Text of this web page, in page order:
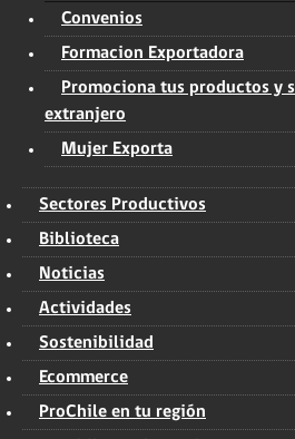
Convenios
Formacion Exportadora
Promociona tus productos y
extranjero
Mujer Exporta
Sectores Productivos
Biblioteca
Noticias
Actividades
Sostenibilidad
Ecommerce
ProChile en tu región